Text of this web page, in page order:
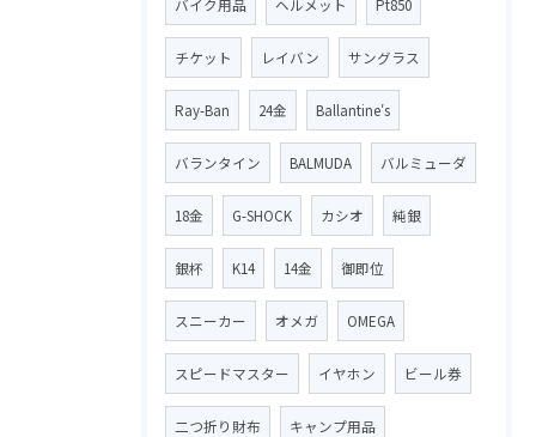
バイク用品 ヘルメット Pt850
チケット レイバン サングラス
Ray-Ban 24金 Ballantine′s
バランタイン BALMUDA バルミューダ
18金 G-SHOCK カシオ 純銀
銀杯 K14 14金 御即位
スニーカー オメガ OMEGA
スピードマスター イヤホン ビール券
二つ折り財布 キャンプ用品